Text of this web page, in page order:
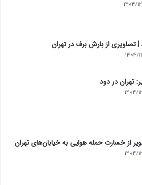
1404/
| تصاویری از بارش برف در تهران
1404/
تهران در دود
1404/
1404/